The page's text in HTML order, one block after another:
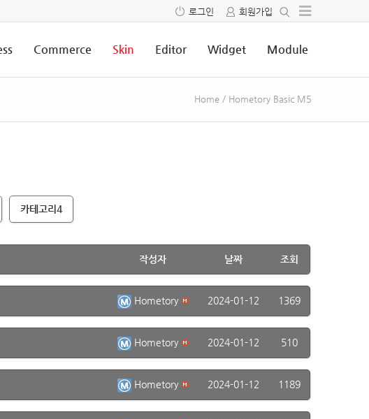
로그인 회원가입
Commerce Skin Editor Widget Module
Home / Hometory Basic M5
카테고리4
작성자 날짜 조회
Hometory 2024-01-12 1369
Hometory 2024-01-12 510
Hometory 2024-01-12 1189